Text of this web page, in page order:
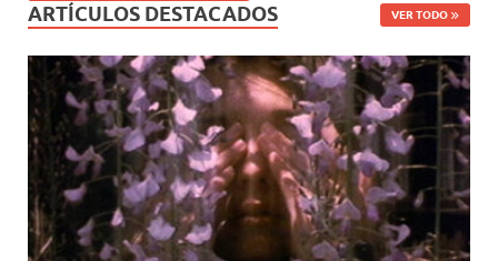
ARTÍCULOS DESTACADOS VER TODO